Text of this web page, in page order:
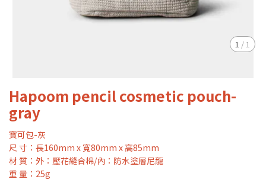
1 / 1
Hapoom pencil cosmetic pouch-
gray
寶可包-灰
尺 寸：長160mm x 寬80mm x 高85mm
材 質：外：壓花縫合棉/內：防水塗層尼龍
重 量：25g